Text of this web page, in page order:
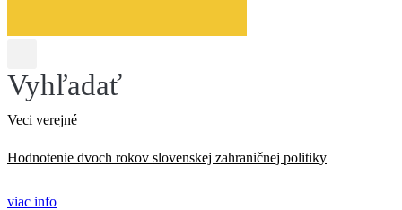
Vyhľadať
Veci verejné
Hodnotenie dvoch rokov slovenskej zahraničnej politiky
viac info